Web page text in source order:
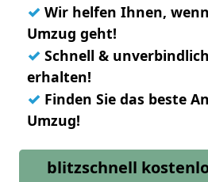
✓ Wir helfen Ihnen,
Umzug geht!
✓ Schnell &
erhalten!
✓ Finden Sie das beste
Umzug!
blitzschnell